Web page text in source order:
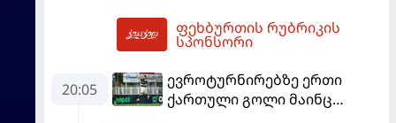
მომგებიანად გააგრძელა
ფეხბურთის რუბრიკის
სპონსორი
20:05
ევროტურნირებზე ერთი
ქართული გოლი მაინც